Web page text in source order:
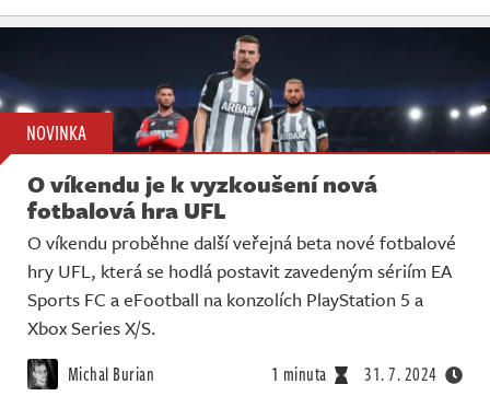
NOVINKA
O víkendu je k vyzkoušení nová
fotbalová hra UFL
O víkendu proběhne další veřejná beta nové fotbalové
hry UFL, která se hodlá postavit zavedeným sériím EA
Sports FC a eFootball na konzolích PlayStation 5 a
Xbox Series X/S.
Michal Burian 1 minuta 31. 7. 2024